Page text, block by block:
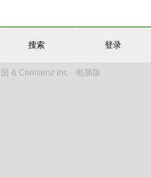
搜索 登录
& Comsenz Inc. 电脑版